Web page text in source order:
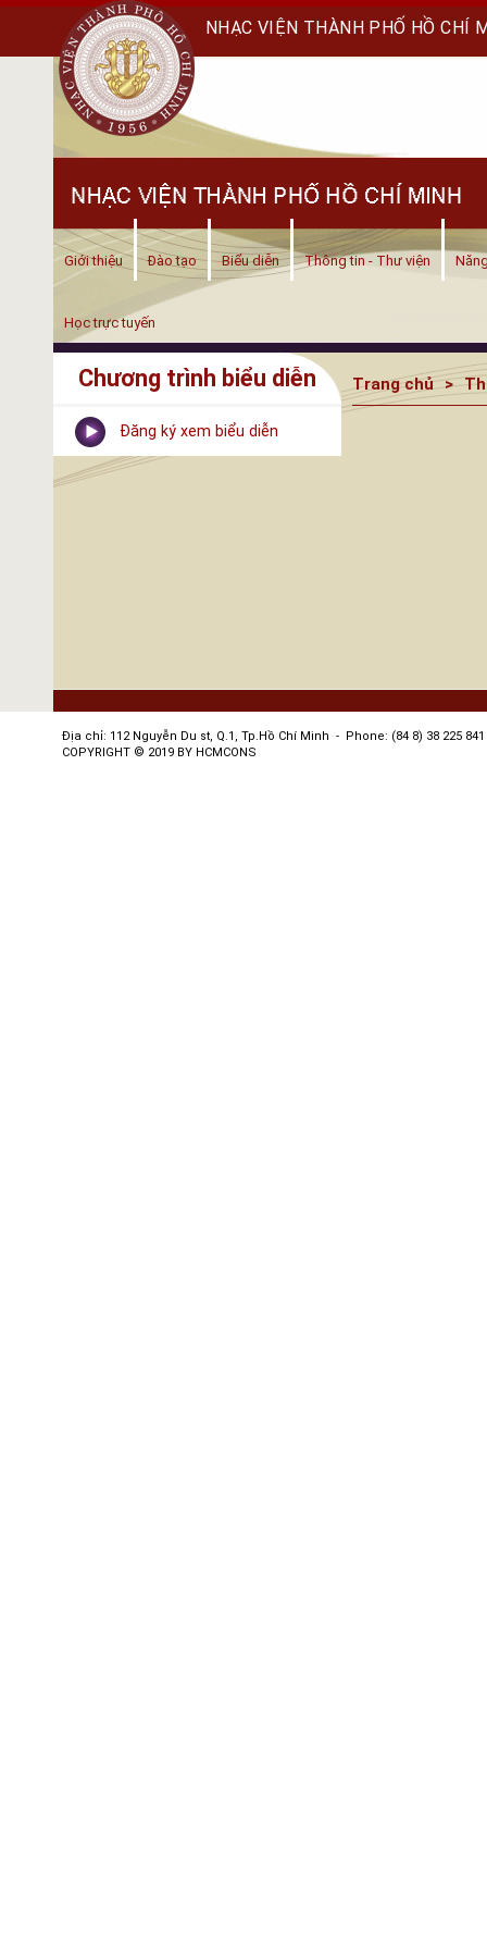
NHẠC VIỆN THÀNH PHỐ HỒ CHÍ
Giới thiệu Đào tạo Biểu diễn Thông tin - Thư viện
Học trực tuyến
Chương trình biểu diễn
Đăng ký xem biểu diễn
Trang chủ
Địa chỉ: 112 Nguyễn Du st, Q.1, Tp.Hồ Chí Minh - Phone: (84 8) 38 225
COPYRIGHT © 2019 BY HCMCONS